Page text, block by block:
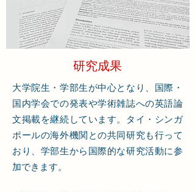
​研究成果
大学院生・学部生が中心となり、国際・
国内学会での発表や学術雑誌への英語論
文掲載を継続しています。タイ・シンガ
ポールの海外機関との共同研究も行って
おり、学部生から国際的な研究活動に参
加できます。